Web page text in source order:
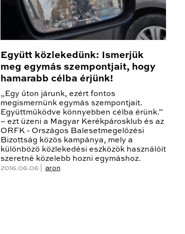
Együtt közlekedünk: Ismerjük
meg egymás szempontjait, hogy
hamarabb célba érjünk!
„Egy úton járunk, ezért fontos
megismernünk egymás szempontjait.
Együttműködve könnyebben célba érünk.”
– ezt üzeni a Magyar Kerékpárosklub és az
ORFK - Országos Balesetmegelőzési
Bizottság közös kampánya, mely a
különböző közlekedési eszközök használóit
szeretné közelebb hozni egymáshoz.
2016.06.06 | aron